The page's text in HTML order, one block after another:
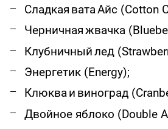
Сладкая ватаАйс (Cotton
Черничнаяжвачка
Клубничныйлед
Энергетик (Energy);
Клюкваи виноград
Двойное яблоко (Double